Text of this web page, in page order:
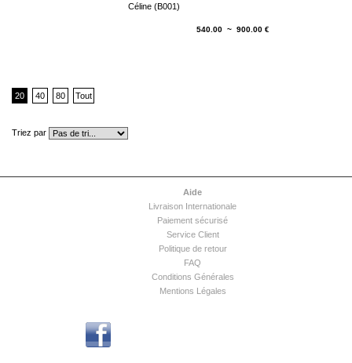
Céline (B001)
540.00 ~ 900.00 €
Triez par
20 40 80 Tout
Aide
Livraison Internationale
Paiement sécurisé
Service Client
Politique de retour
FAQ
Conditions Générales
Mentions Légales